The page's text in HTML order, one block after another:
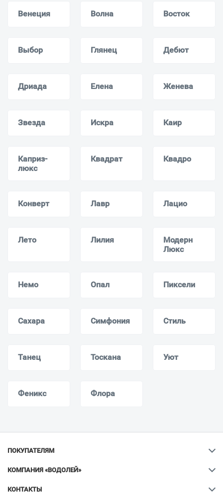
Венеция Волна Восток
Выбор Глянец Дебют
Дриада Елена Женева
Звезда Искра Каир
Каприз-
люкс
Квадрат Квадро
Конверт Лавр Лацио
Лето Лилия
Модерн
Люкс
Немо Опал Пиксели
Сахара Симфония Стиль
Танец Тоскана Уют
Феникс Флора
ПОКУПАТЕЛЯМ
КОМПАНИЯ «ВОДОЛЕЙ»
КОНТАКТЫ